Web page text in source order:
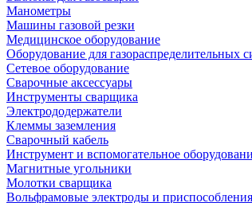
Манометры
Машины газовой резки
Медицинское оборудование
Оборудование для газораспределительных
Сетевое оборудование
Сварочные аксессуары
Инструменты сварщика
Электрододержатели
Клеммы заземления
Сварочный кабель
Инструмент и вспомогательное
Магнитные угольники
Молотки сварщика
Вольфрамовые электроды и приспособления